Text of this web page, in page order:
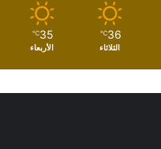
36
℃
الثلاثاء
35
℃
الأربعاء